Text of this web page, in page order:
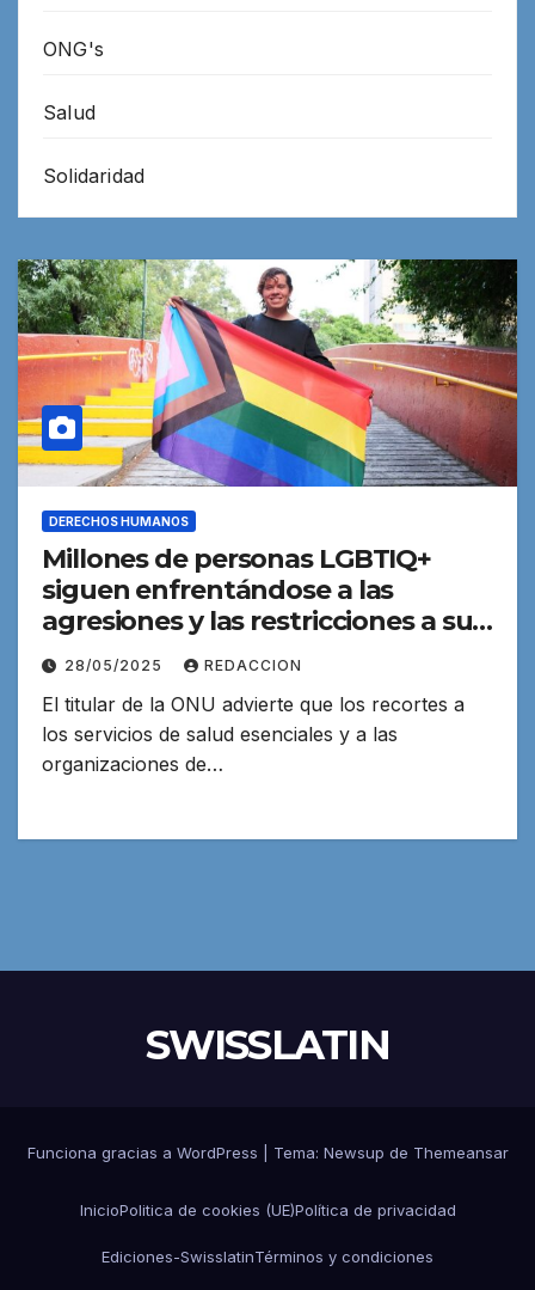
ONG's
Salud
Solidaridad
DERECHOS HUMANOS
Millones de personas LGBTIQ+
siguen enfrentándose a las
agresiones y las restricciones a sus
derechos
28/05/2025 REDACCION
El titular de la ONU advierte que los recortes a
los servicios de salud esenciales y a las
organizaciones de…
SWISSLATIN
Funciona gracias a WordPress Tema: Newsup de Themeansar
InicioPolitica de cookies (UE)Política de privacidad
Ediciones-SwisslatinTérminos y condiciones